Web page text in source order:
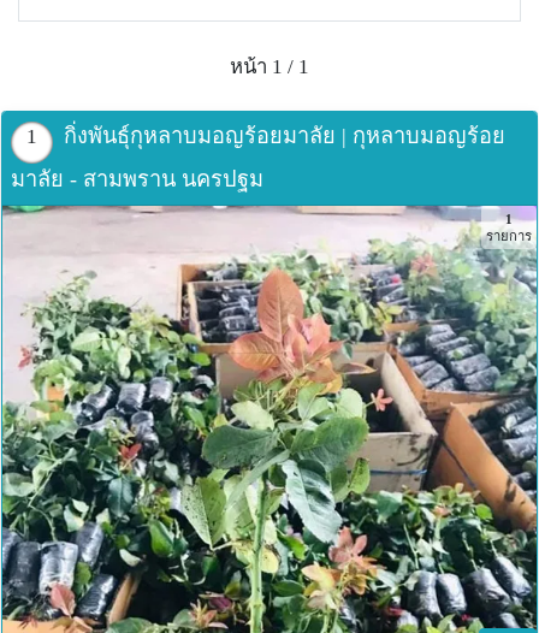
หน้า 1 / 1
1
กิ่งพันธุ์กุหลาบมอญร้อยมาลัย | กุหลาบมอญร้อย
มาลัย - สามพราน นครปฐม
1
รายการ